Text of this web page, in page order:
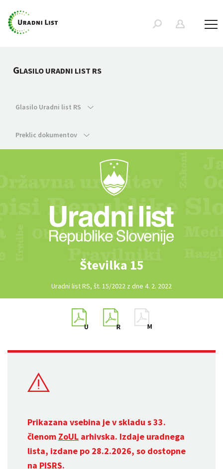
GLASILO URADNI LIST RS
Glasilo Uradni list RS
Preklic dokumentov
Številka 15
Uradni list RS, št. 15/2022 z dne 4. 2. 2022
Prikazana vsebina je v skladu s 33.
členom ZoUL arhivska. Izdaje uradnega
lista, izdane po 28.2.2026, so dostopne
na PISRS.